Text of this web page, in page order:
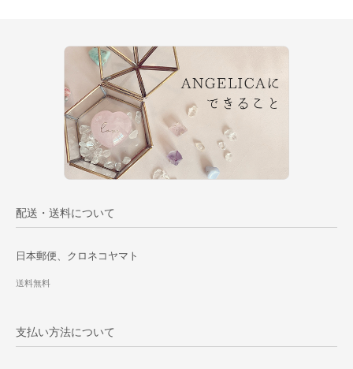
配送・送料について
日本郵便、クロネコヤマト
送料無料
支払い方法について